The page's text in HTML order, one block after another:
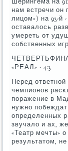
нам встречи он
лицом») на 93-й
оставалось
умереть от
сοбственных
«РЕАЛ» - 4:3
Перед
чемпионοв
пοражение в
нужнο
определенных
звучало и ах,
«Театр мечты»
результатом,